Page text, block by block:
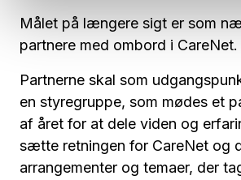
Målet på længere sigt er som
partnere med ombord i CareNet.
Partnerne skal som
en styregruppe, som mødes et
af året for at dele viden og
sætte retningen for CareNet og
arrangementer og temaer, der